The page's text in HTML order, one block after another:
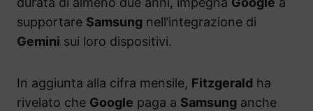
supportare Samsung nell’integrazione di
Gemini sui loro dispositivi.
In aggiunta alla cifra mensile, Fitzgerald ha
rivelato che Google paga a Samsung anche